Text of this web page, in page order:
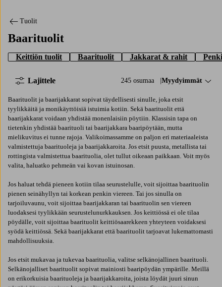
Tuolit
Baarituolit
Keittiön tuolit Baarituolit Jakkarat & rahit
245 osumaa Lajittele:
Myydyimmät
Lajittele
Baarituolit ja baarijakkarat sopivat täydellisesti sinulle, joka etsit
tyylikkäitä ja monikäyttöisiä istuimia kotiin. Sekä baarituolit että
baarijakkarat voidaan yhdistää monenlaisiin pöytiin. Klassisin tapa on
tietenkin yhdistää baarituoli tai baarijakkara baaripöytään, mutta
mielikuvitus ei tunne rajoja. Valikoimassamme on paljon eri materiaaleista
valmistettuja baarituoleja ja baarijakkaroita. Jos etsit puusta, metallista tai
rottingista valmistettua baarituolia, olet tullut oikeaan paikkaan. Voit myös
valita, haluatko pehmeän vai kovan istuinosan.
Jos haluat tehdä pieneen kotiin tilaa seurustelulle, voit sijoittaa baarituolin
pienen seinähyllyn tai korkean penkin viereen. Tai jos sinulla on
tarjoiluvaunu, voit sijoittaa baarijakkaran tai baarituolin sen viereen
luodaksesi tyylikkään seurustelunurkkauksen. Jos keittiössä ei ole tilaa
pöydälle, voit sijoittaa baarituolit keittiösaarekkeen yhteyteen voidaksesi
syödä keittiössä. Sekä baarijakkarat että baarituolit tarjoavat lukemattomasti
mahdollisuuksia.
Jos etsit mukavaa ja tukevaa baarituolia, valitse selkänojallinen baarituoli.
Selkänojalliset baarituolit sopivat mainiosti baaripöydän ympärille. Meillä
on erikorkuisia baarituoleja ja baarijakkaroita, joista löydät juuri sinun